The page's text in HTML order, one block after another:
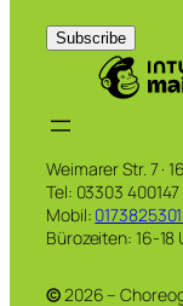
Weimarer Str. 7 ·
Tel: 03303
Mobil:
Bürozeiten: 16-18
©2026 –